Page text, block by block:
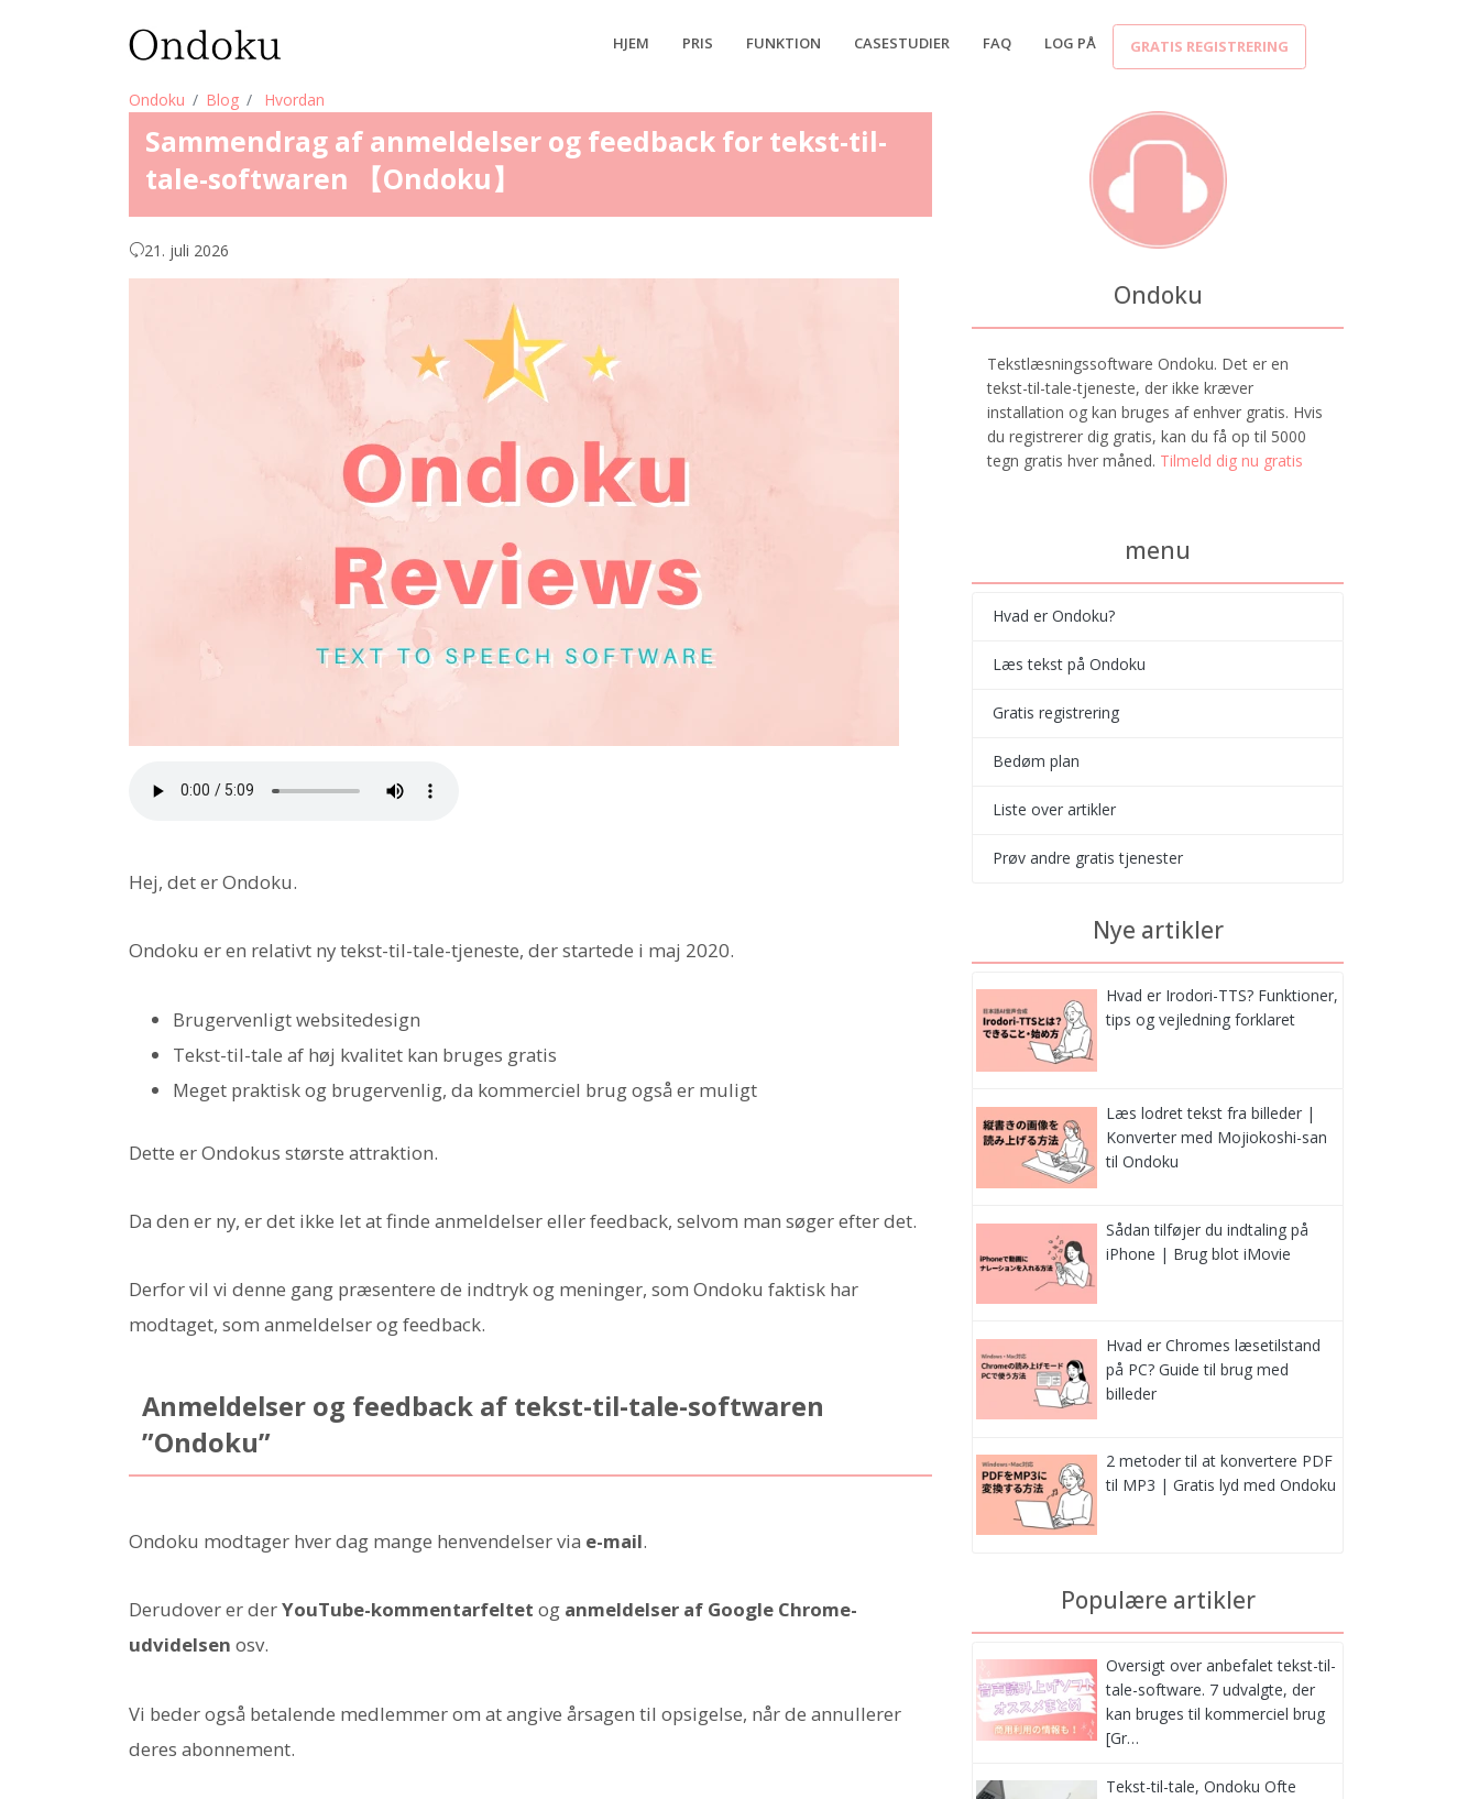
HJEM PRIS FUNKTION CASESTUDIER FAQ LOG PÅ GRATIS REGISTRERING
Ondoku Blog Hvordan
Sammendrag af anmeldelser og feedback for tekst-til-
tale-softwaren 【Ondoku】
21. juli 2026
Hej, det er Ondoku.
Ondoku er en relativt ny tekst-til-tale-tjeneste, der startede i maj 2020.
Brugervenligt websitedesign
Tekst-til-tale af høj kvalitet kan bruges gratis
Meget praktisk og brugervenlig, da kommerciel brug også er muligt
Dette er Ondokus største attraktion.
Da den er ny, er det ikke let at finde anmeldelser eller feedback, selvom man søger efter det.
Derfor vil vi denne gang præsentere de indtryk og meninger, som Ondoku faktisk har
modtaget, som anmeldelser og feedback.
Anmeldelser og feedback af tekst-til-tale-softwaren
”Ondoku”
Ondoku modtager hver dag mange henvendelser via e-mail.
Derudover er derYouTube-kommentarfeltet og anmeldelser af Google Chrome-
udvidelsen osv.
Vi beder også betalende medlemmer om at angive årsagen til opsigelse, når de annullerer
deres abonnement.
Ondoku
Tekstlæsningssoftware Ondoku. Det er en
tekst-til-tale-tjeneste, der ikke kræver
installation og kan bruges af enhver gratis. Hvis
du registrerer dig gratis, kan du få op til 5000
tegn gratis hver måned. Tilmeld dig nu gratis
menu
Hvad er Ondoku?
Læs tekst på Ondoku
Gratis registrering
Bedøm plan
Liste over artikler
Prøv andre gratis tjenester
Nye artikler
Hvad er Irodori-TTS? Funktioner,
tips og vejledning forklaret
Læs lodret tekst fra billeder |
Konverter med Mojiokoshi-san
til Ondoku
Sådan tilføjer du indtaling på
iPhone | Brug blot iMovie
Hvad er Chromes læsetilstand
på PC? Guide til brug med
billeder
2 metoder til at konvertere PDF
til MP3 | Gratis lyd med Ondoku
Populære artikler
Oversigt over anbefalet tekst-til-
tale-software. 7 udvalgte, der
kan bruges til kommerciel brug
[Gr…
Tekst-til-tale, Ondoku Ofte